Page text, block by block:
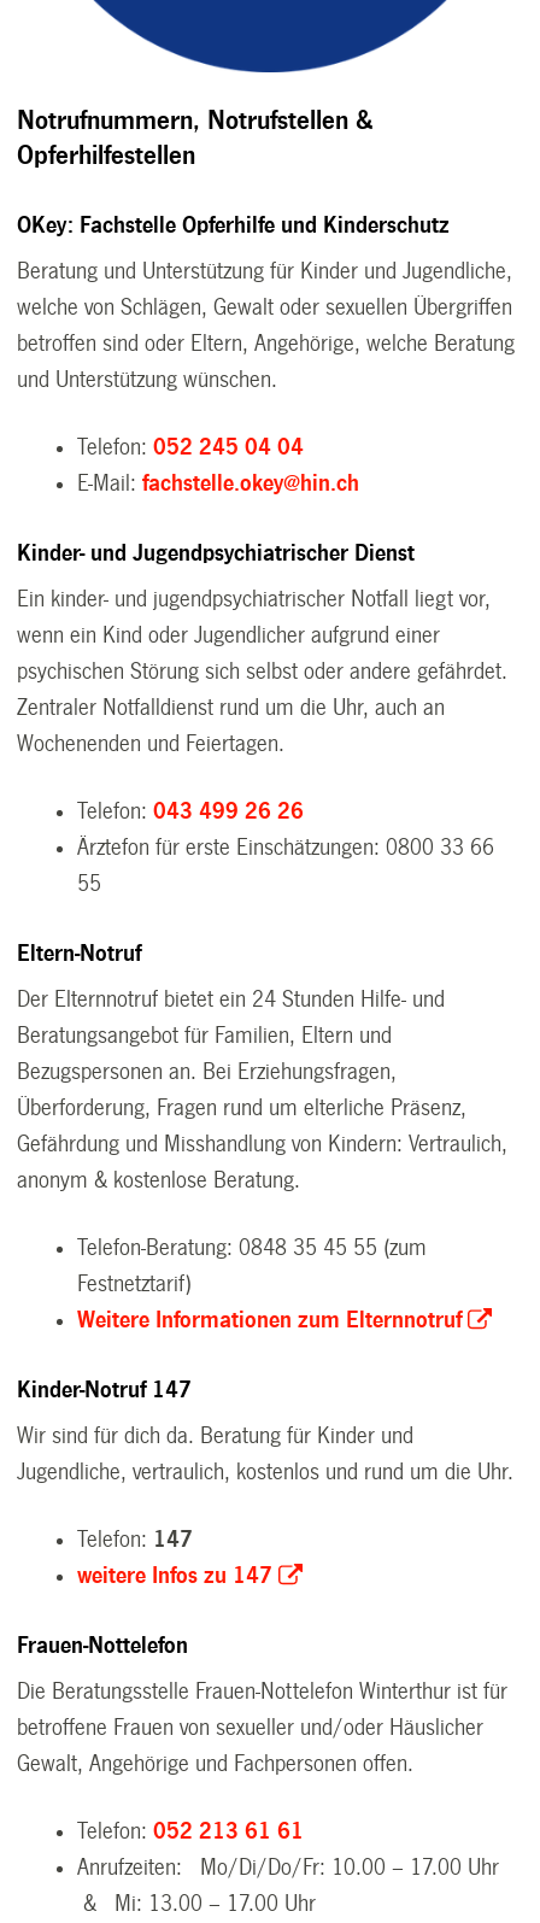
Notrufnummern, Notrufstellen &
Opferhilfestellen
OKey: Fachstelle Opferhilfe und Kinderschutz
Beratung und Unterstützung für Kinder und Jugendliche,
welche von Schlägen, Gewalt oder sexuellen Übergriffen
betroffen sind oder Eltern, Angehörige, welche Beratung
und Unterstützung wünschen.
Telefon:052 245 04 04
E-Mail:fachstelle.okey@hin.ch
Kinder- und Jugendpsychiatrischer Dienst
Ein kinder- und jugendpsychiatrischer Notfall liegt vor,
wenn ein Kind oder Jugendlicher aufgrund einer
psychischen Störung sich selbst oder andere gefährdet.
Zentraler Notfalldienst rund um die Uhr, auch an
Wochenenden und Feiertagen.
Telefon:043 499 26 26
Ärztefon für erste Einschätzungen:0800 33 66
55
Eltern-Notruf
Der Elternnotruf bietet ein 24 Stunden Hilfe- und
Beratungsangebot für Familien, Eltern und
Bezugspersonen an. Bei Erziehungsfragen,
Überforderung, Fragen rund um elterliche Präsenz,
Gefährdung und Misshandlung von Kindern: Vertraulich,
anonym & kostenlose Beratung.
Telefon-Beratung:0848 35 45 55 (zum
Festnetztarif)
Weitere Informationen zum Elternnotruf
Kinder-Notruf 147
Wir sind für dich da. Beratung für Kinder und
Jugendliche, vertraulich, kostenlos und rund um die Uhr.
Telefon: 147
weitere Infos zu 147
Frauen-Nottelefon
Die Beratungsstelle Frauen-Nottelefon Winterthur ist für
betroffene Frauen von sexueller und/oder Häuslicher
Gewalt, Angehörige und Fachpersonen offen.
Telefon:052 213 61 61
Anrufzeiten: Mo/Di/Do/Fr: 10.00 – 17.00 Uhr
& Mi: 13.00 – 17.00 Uhr